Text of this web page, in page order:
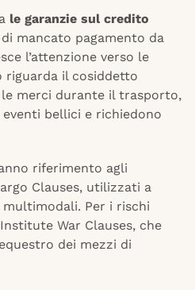
le garanzie sul credito
mancato pagamento da
l’attenzione verso le
il cosiddetto
le merci durante il trasporto,
bellici e richiedono
riferimento agli
Clauses, utilizzati a
Per i rischi
War Clauses, che
dei mezzi di